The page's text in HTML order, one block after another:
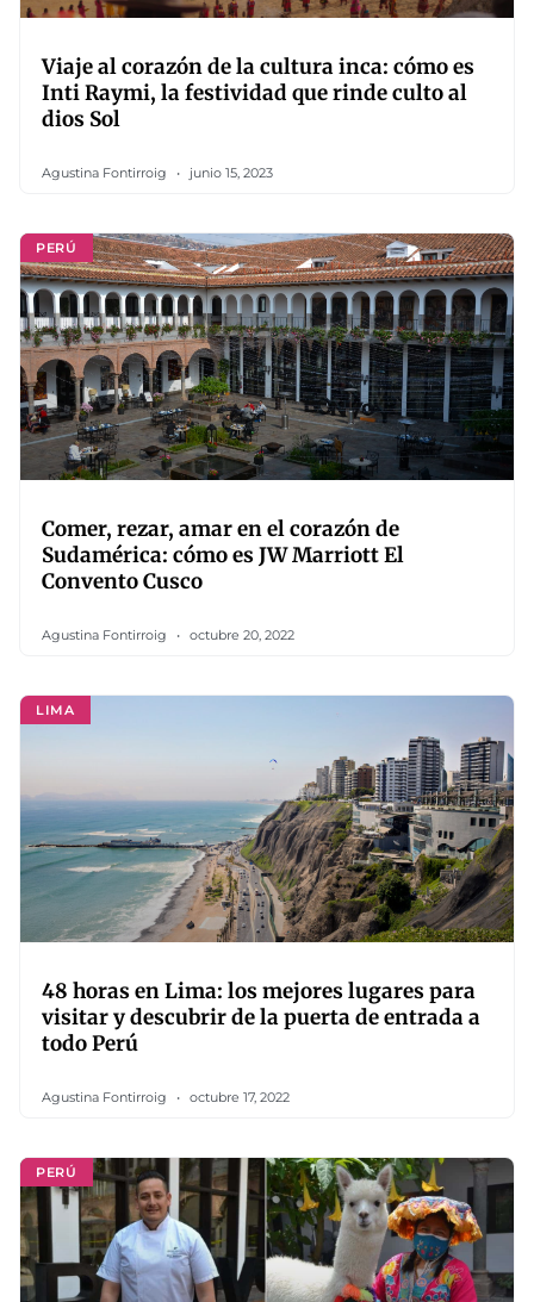
Viaje al corazón de la cultura inca: cómo es
Inti Raymi, la festividad que rinde culto al
dios Sol
Agustina Fontirroig junio 15, 2023
PERÚ
Comer, rezar, amar en el corazón de
Sudamérica: cómo es JW Marriott El
Convento Cusco
Agustina Fontirroig octubre 20, 2022
LIMA
48 horas en Lima: los mejores lugares para
visitar y descubrir de la puerta de entrada a
todo Perú
Agustina Fontirroig octubre 17, 2022
PERÚ